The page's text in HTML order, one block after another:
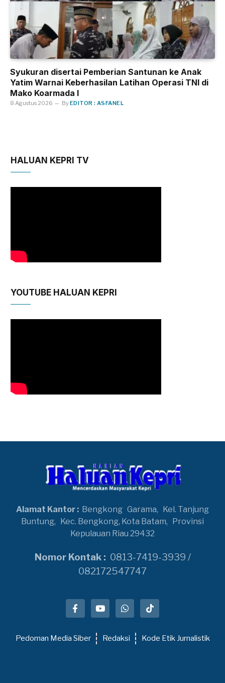
Syukuran disertai Pemberian Santunan ke Anak
Yatim Warnai Keberhasilan Latihan Operasi TNI di
Mako Koarmada I
8 Agustus 2026 ByEDITOR : ASFANEL
HALUAN KEPRI TV
YOUTUBE HALUAN KEPRI
Alamat Kantor : Bengkong Garama, Kel. Tanjung
Buntung, Kec. Bengkong, Kota Batam, Provinsi
Kepulauan Riau 29432
Nomor Kontak : 0813-7419-3939 /
082172547747
Pedoman Media Siber Redaksi Kode Etik Jurnalistik